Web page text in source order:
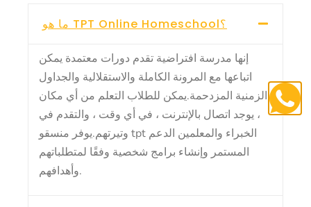
ما هو TPT Online Homeschool؟
إنها مدرسة افتراضية تقدم دورات معتمدة يمكن
اتباعها مع المرونة الكاملة والاستقلالية والجداول
الزمنية المزدحمة.يمكن للطلاب التعلم من أي مكان
، يوجد اتصال بالإنترنت ، في أي وقت ، والتقدم في
وتيرتهم.يوفر منسقو tpt الخبراء والمعلمين الدعم
المستمر وإنشاء برامج شخصية وفقًا لمتطلباتهم
وأهدافهم.